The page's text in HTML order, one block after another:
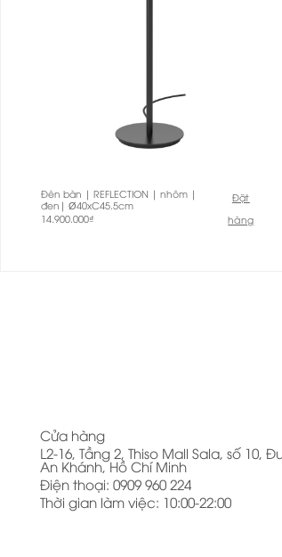
Đèn bàn | REFLECTION | nhôm |
đen| Ø40xC45.5cm
14.900.000₫
Đặt
hàng
Cửa hàng
L2-16, Tầng 2, Thiso Mall Sala, số 10,
An Khánh, Hồ Chí Minh
Điện thoại: 0909 960 224
Thời gian làm việc: 10:00-22:00